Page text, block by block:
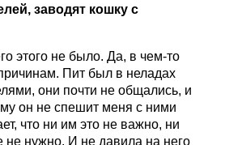
заводят кошку с
этого не было. Да, в чем-то
Пит был в неладах
они почти не общались, и
он не спешит меня с ними
что ни им это не важно, ни
не нужно. И не давила на него